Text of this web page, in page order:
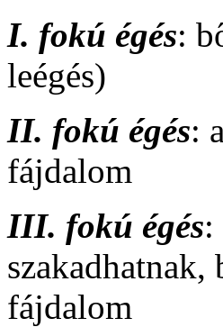
I. fokú égés:
leégés)
II. fokú égés:
fájdalom
III. fokú égés:
fájdalom